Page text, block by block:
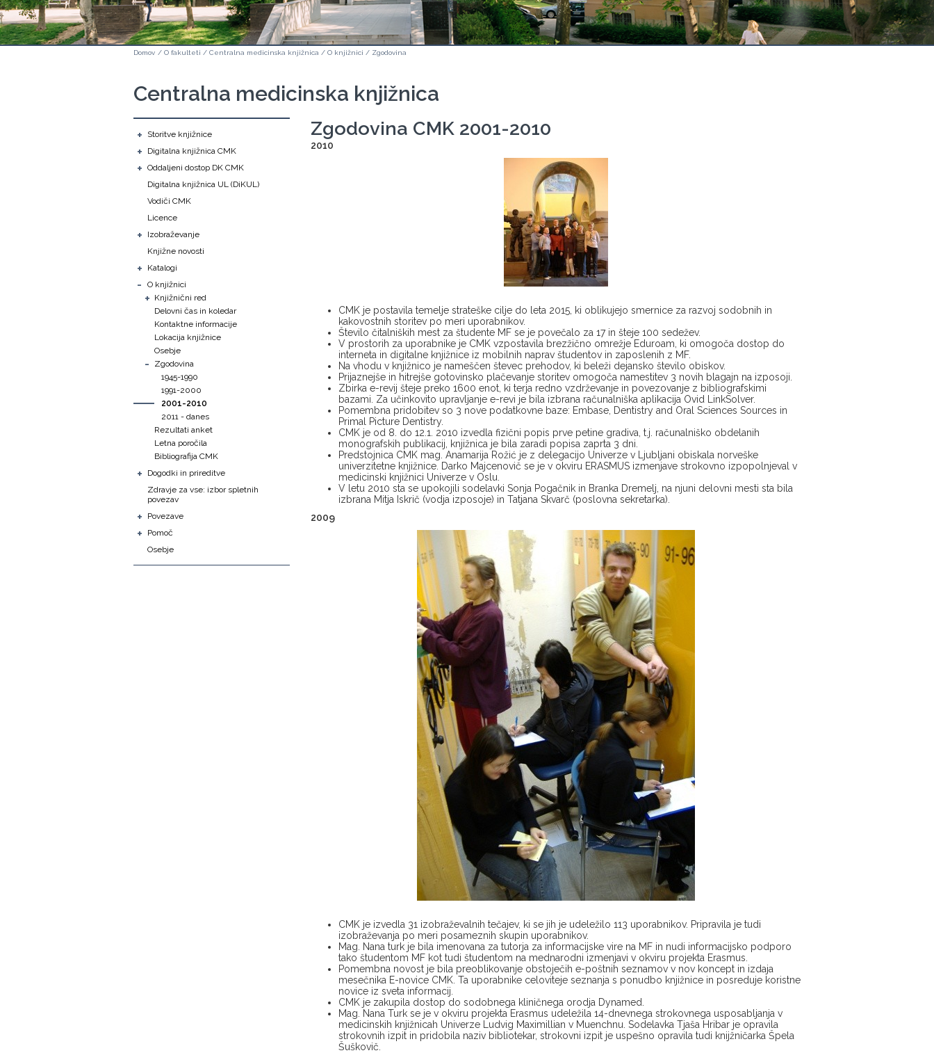
Domov / O fakulteti / Centralna medicinska knjižnica / O knjižnici / Zgodovina
Centralna medicinska knjižnica
+ Storitve knjižnice
+ Digitalna knjižnica CMK
+ Oddaljeni dostop DK CMK
Digitalna knjižnica UL (DiKUL)
Vodiči CMK
Licence
+
Izobraževanje
Knjižne novosti
+ Katalogi
- O knjižnici
+ Knjižnični red
Delovni čas in koledar
Kontaktne informacije
Lokacija knjižnice
Osebje
-
Zgodovina
1945-1990
1991-2000
2001-2010
2011 - danes
Rezultati anket
Letna poročila
Bibliografija CMK
+
Dogodki in prireditve
Zdravje za vse: izbor spletnih
povezav
+ Povezave
+
Pomoč
Osebje
Zgodovina CMK 2001-2010
2010
CMK je postavila temelje strateške cilje do leta 2015, ki oblikujejo smernice za razvoj sodobnih in
kakovostnih storitev po meri uporabnikov.
Število čitalniških mest za študente MF se je povečalo za 17 in šteje 100 sedežev.
V prostorih za uporabnike je CMK vzpostavila brezžično omrežje Eduroam, ki omogoča dostop do
interneta in digitalne knjižnice iz mobilnih naprav študentov in zaposlenih z MF.
Na vhodu v knjižnico je nameščen števec prehodov, ki beleži dejansko število obiskov.
Prijaznejše in hitrejše gotovinsko plačevanje storitev omogoča namestitev 3 novih blagajn na izposoji.
Zbirka e-revij šteje preko 1600 enot, ki terja redno vzdrževanje in povezovanje z bibliografskimi
bazami. Za učinkovito upravljanje e-revi je bila izbrana računalniška aplikacija Ovid LinkSolver.
Pomembna pridobitev so 3 nove podatkovne baze: Embase, Dentistry and Oral Sciences Sources in
Primal Picture Dentistry.
CMK je od 8. do 12.1. 2010 izvedla fizični popis prve petine gradiva, t.j. računalniško obdelanih
monografskih publikacij, knjižnica je bila zaradi popisa zaprta 3 dni.
Predstojnica CMK mag. Anamarija Rožić je z delegacijo Univerze v Ljubljani obiskala norveške
univerzitetne knjižnice. Darko Majcenovič se je v okviru ERASMUS izmenjave strokovno izpopolnjeval v
medicinski knjižnici Univerze v Oslu.
V letu 2010 sta se upokojili sodelavki Sonja Pogačnik in Branka Dremelj, na njuni delovni mesti sta bila
izbrana Mitja Iskrič (vodja izposoje) in Tatjana Skvarč (poslovna sekretarka).
2009
CMK je izvedla 31 izobraževalnih tečajev, ki se jih je udeležilo 113 uporabnikov. Pripravila je tudi
izobraževanja po meri posameznih skupin uporabnikov.
Mag. Nana turk je bila imenovana za tutorja za informacijske vire na MF in nudi informacijsko podporo
tako študentom MF kot tudi študentom na mednarodni izmenjavi v okviru projekta Erasmus.
Pomembna novost je bila preoblikovanje obstoječih e-poštnih seznamov v nov koncept in izdaja
mesečnika E-novice CMK. Ta uporabnike celoviteje seznanja s ponudbo knjižnice in posreduje koristne
novice iz sveta informacij.
CMK je zakupila dostop do sodobnega kliničnega orodja Dynamed.
Mag. Nana Turk se je v okviru projekta Erasmus udeležila 14-dnevnega strokovnega usposabljanja v
medicinskih knjižnicah Univerze Ludvig Maximillian v Muenchnu. Sodelavka Tjaša Hribar je opravila
strokovnih izpit in pridobila naziv bibliotekar, strokovni izpit je uspešno opravila tudi knijžničarka Špela
Šuškovič.